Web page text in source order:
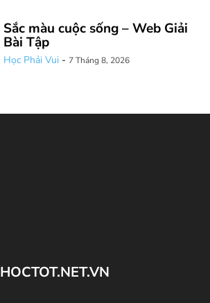
Sắc màu cuộc sống – Web Giải
Bài Tập
Học Phải Vui - 7 Tháng 8, 2026
HOCTOT.NET.VN